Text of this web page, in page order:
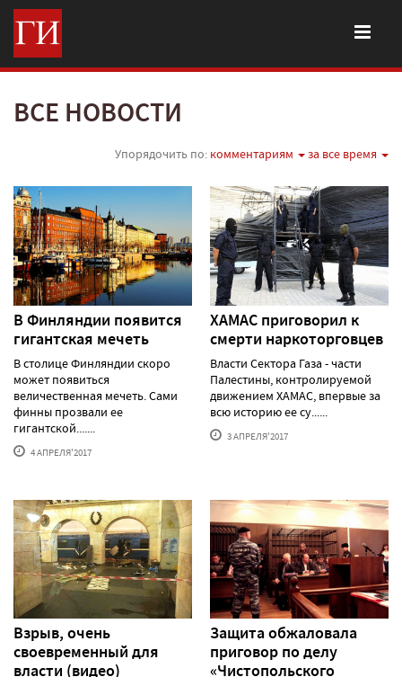
ВСЕ НОВОСТИ
Упорядочить по: комментариям за все время
В Финляндии появится
гигантская мечеть
В столице Финляндии скоро
может появиться
величественная мечеть. Сами
финны прозвали ее
гигантской.......
4 АПРЕЛЯ'2017
ХАМАС приговорил к
смерти наркоторговцев
Власти Сектора Газа - части
Палестины, контролируемой
движением ХАМАС, впервые за
всю историю ее су......
3 АПРЕЛЯ'2017
Взрыв, очень
своевременный для
власти (видео)
Защита обжаловала
приговор по делу
«Чистопольского